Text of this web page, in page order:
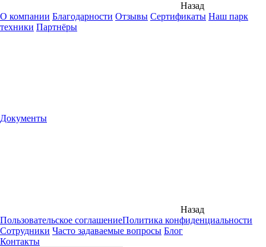
Назад
О компании Благодарности Отзывы Сертификаты Наш парк
техники Партнёры
Документы
Назад
Пользовательское соглашениеПолитика конфиденциальности
Сотрудники Часто задаваемые вопросы Блог
Контакты